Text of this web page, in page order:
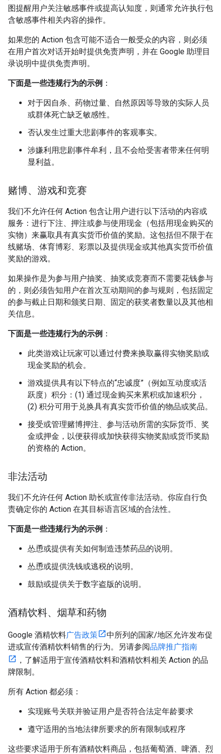
图提醒用户关注敏感事件或提高认知度，则通常允许执行包
含敏感事件相关内容的操作。
如果您的 Action 包含可能不适合一般受众的内容，则必须
在用户首次对话开始时提供免责声明，并在 Google 助理目
录说明中提供免责声明。
下面是一些违规行为的示例 ：
对于因自杀、药物过量、自然原因等导致的实际人员
或群体死亡缺乏敏感性。
否认发生过重大悲剧事件的客观事实。
涉嫌利用悲剧事件牟利，且不会给受害者带来任何明
显利益。
赌博、游戏和竞赛
我们不允许任何 Action 包含让用户进行以下活动的内容或
服务：进行下注、押注或参与使用现金（包括用现金购买的
实物）来赢取具有真实货币价值的奖励。这包括但不限于在
线赌场、体育博彩、彩票以及提供现金或其他真实货币价值
奖励的游戏。
如果操作是为参与用户抽奖、抽奖或竞赛而不需要花钱参与
的，则必须告知用户在首次互动期间的参与规则，包括固定
的参与截止日期和颁奖日期、固定的获奖者数量以及其他相
关信息。
下面是一些违规行为的示例 ：
此类游戏让玩家可以通过付费来换取赢得实物奖励或
现金奖励的机会。
游戏提供具有以下特点的“忠诚度”（例如互动度或活
跃度）积分：(1) 通过现金购买来累积或加速积分，
(2) 积分可用于兑换具有真实货币价值的物品或奖品。
接受或管理赌博押注、参与活动所需的实际货币、奖
金或押金，以便获得或加快获得实物奖励或货币奖励
的资格的 Action。
非法活动
我们不允许任何 Action 助长或宣传非法活动。你应自行负
责确定你的 Action 在其目标语言区域的合法性。
下面是一些违规行为的示例 ：
怂恿或提供有关如何制造违禁药品的说明。
怂恿或提供洗钱或逃税的说明。
鼓励或提供关于数字盗版的说明。
酒精饮料、烟草和药物
Google 酒精饮料广告政策
中所列的国家/地区允许发布促
进或宣传酒精饮料销售的行为。另请参阅品牌推广指南
，了解适用于宣传酒精饮料和酒精饮料相关 Action 的品
牌限制。
所有 Action 都必须：
实现账号关联并验证用户是否符合法定年龄要求
遵守适用的当地法律所要求的所有限制或程序
这些要求适用于所有酒精饮料商品，包括葡萄酒、啤酒、烈